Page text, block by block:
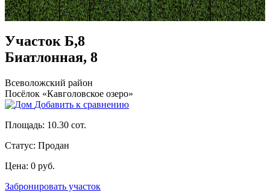
Участок Б,8
Биатлонная, 8
Всеволожский район
Посёлок «Кавголовское озеро»
Добавить к сравнению
Площадь: 10.30 сот.
Статус: Продан
Цена: 0 руб.
Забронировать участок